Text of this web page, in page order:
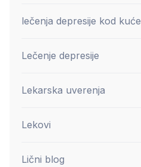
lečenja depresije kod kuće
Lečenje depresije
Lekarska uverenja
Lekovi
Lični blog